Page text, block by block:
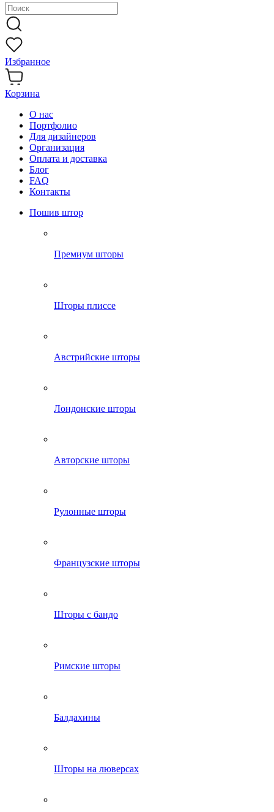
Избранное
Корзина
О нас
Портфолио
Для дизайнеров
Организация
Оплата и доставка
Блог
FAQ
Контакты
Пошив штор
Премиум шторы
Шторы плиссе
Австрийские шторы
Лондонские шторы
Авторские шторы
Рулонные шторы
Французские шторы
Шторы с бандо
Римские шторы
Балдахины
Шторы на люверсах